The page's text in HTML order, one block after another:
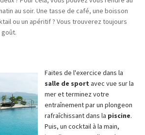
au soir. Une tasse de café, une boisson
ou un apéritif ? Vous trouverez toujours
Faites de l'exercice dans la
salle de sport avec vue sur la
mer et terminez votre
entraînement par un plongeon
rafraîchissant dans la piscine.
Puis, un cocktail à la main,